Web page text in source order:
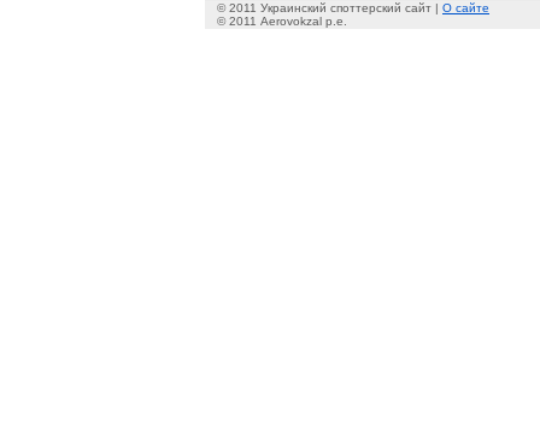
© 2011 Украинский споттерский сайт | О сайте
© 2011 Aerovokzal p.e.